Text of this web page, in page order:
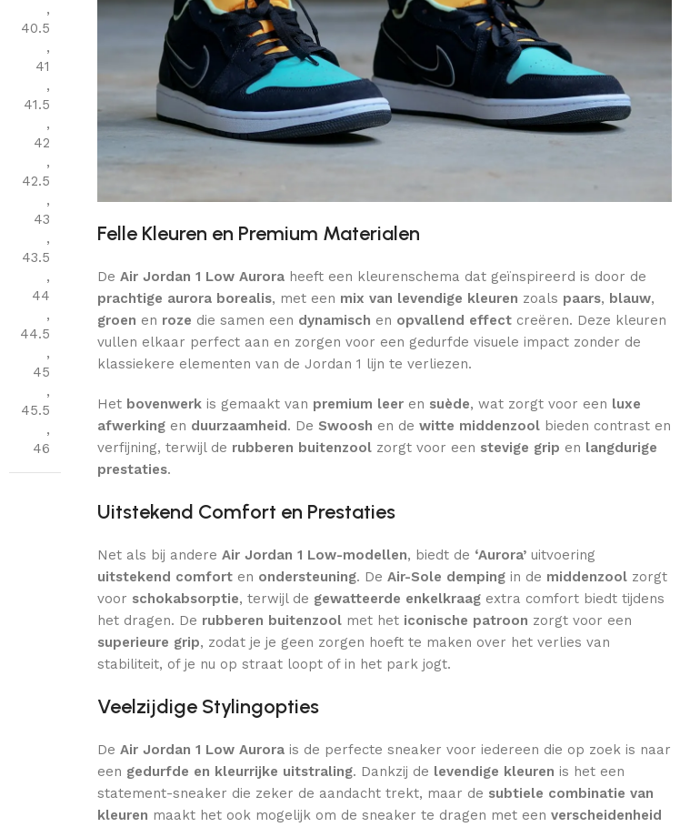
,
40.5
,
41
,
41.5
,
42
,
42.5
,
43
,
43.5
,
44
,
44.5
,
45
,
45.5
,
46
Felle Kleuren en Premium Materialen
De Air Jordan 1 Low Aurora heeft een kleurenschema dat geïnspireerd is door de
prachtige aurora borealis, met een mix van levendige kleuren zoals paars, blauw,
groen en roze die samen een dynamisch en opvallend effect creëren. Deze kleuren
vullen elkaar perfect aan en zorgen voor een gedurfde visuele impact zonder de
klassiekere elementen van de Jordan 1 lijn te verliezen.
Het bovenwerk is gemaakt van premium leer en suède, wat zorgt voor een luxe
afwerking en duurzaamheid. De Swoosh en de witte middenzool bieden contrast en
verfijning, terwijl de rubberen buitenzool zorgt voor een stevige grip en langdurige
prestaties.
Uitstekend Comfort en Prestaties
Net als bij andere Air Jordan 1 Low-modellen, biedt de ‘Aurora’ uitvoering
uitstekend comfort en ondersteuning. De Air-Sole demping in de middenzool zorgt
voor schokabsorptie, terwijl de gewatteerde enkelkraag extra comfort biedt tijdens
het dragen. De rubberen buitenzool met het iconische patroon zorgt voor een
superieure grip, zodat je je geen zorgen hoeft te maken over het verlies van
stabiliteit, of je nu op straat loopt of in het park jogt.
Veelzijdige Stylingopties
De Air Jordan 1 Low Aurora is de perfecte sneaker voor iedereen die op zoek is naar
een gedurfde en kleurrijke uitstraling. Dankzij de levendige kleuren is het een
statement-sneaker die zeker de aandacht trekt, maar de subtiele combinatie van
kleuren maakt het ook mogelijk om de sneaker te dragen met een verscheidenheid